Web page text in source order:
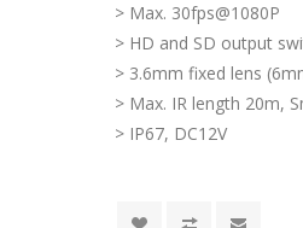
> Max. 30fps@1080P
> HD and SD output
> 3.6mm fixed lens
> Max. IR length 20m,
> IP67, DC12V